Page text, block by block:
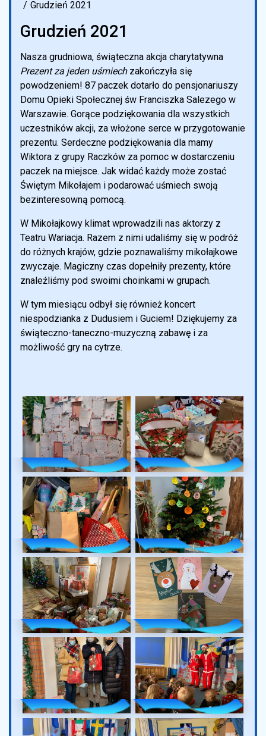
Grudzień 2021
Grudzień 2021
Nasza grudniowa, świąteczna akcja charytatywna
Prezent za jeden uśmiechzakończyła się
powodzeniem! 87 paczek dotarło do pensjonariuszy
Domu Opieki Społecznej św Franciszka Salezego w
Warszawie. Gorące podziękowania dla wszystkich
uczestników akcji, za włożone serce w przygotowanie
prezentu. Serdeczne podziękowania dla mamy
Wiktora z grupy Raczków za pomoc w dostarczeniu
paczek na miejsce. Jak widać każdy może zostać
Świętym Mikołajem i podarować uśmiech swoją
bezinteresowną pomocą.
W Mikołajkowy klimat wprowadzili nas aktorzy z
Teatru Wariacja. Razem z nimi udaliśmy się w podróż
do różnych krajów, gdzie poznawaliśmy mikołajkowe
zwyczaje. Magiczny czas dopełniły prezenty, które
znaleźliśmy pod swoimi choinkami w grupach.
W tym miesiącu odbył się również koncert
niespodzianka z Dudusiem i Guciem! Dziękujemy za
świąteczno-taneczno-muzyczną zabawę i za
możliwość gry na cytrze.